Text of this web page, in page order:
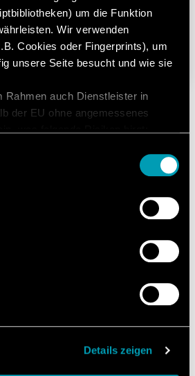
um die Funktion
Wir verwenden
Cookies oder Fingerprints), um
unsere Seite besucht und wie sie
Rahmen auch Dienstleister in
der EU ohne angemessenes
Rechtsmittel, Kontrollverlust.
für die Zukunft widerrufen. Mehr
Details zeigen
– Jeder
Lesedauer: 2 Minuten
für Sie.
Newsletter halten wir Sie
neuesten Stand der Ereignisse.